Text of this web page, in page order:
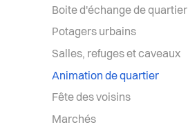
Boite d'échange de quartier
Potagers urbains
Salles, refuges et caveaux
Animation de quartier
Fête des voisins
Marchés